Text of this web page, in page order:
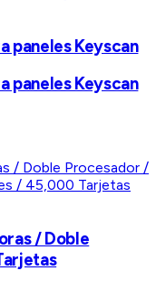
paneles Keyscan
paneles Keyscan
/ Doble